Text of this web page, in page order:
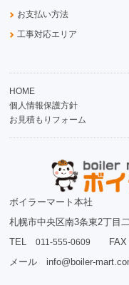
お支払い方法
工事対応エリア
HOME
個人情報保護方針
お見積もりフォーム
ボイラーマート本社
札幌市中央区南3条東2丁目
TEL011-555-0609
FAX
メール info@boiler-